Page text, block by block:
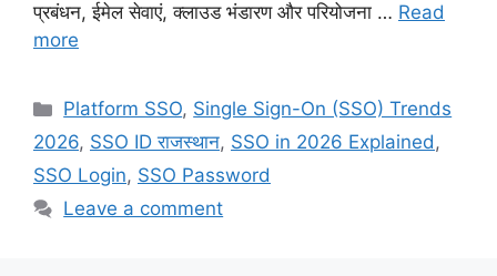
प्रबंधन, ईमेल सेवाएं, क्लाउड भंडारण और परियोजना … Read
more
Categories
Platform SSO, Single Sign-On (SSO) Trends
2026, SSO ID राजस्थान, SSO in 2026 Explained,
SSO Login, SSO Password
Leave a comment